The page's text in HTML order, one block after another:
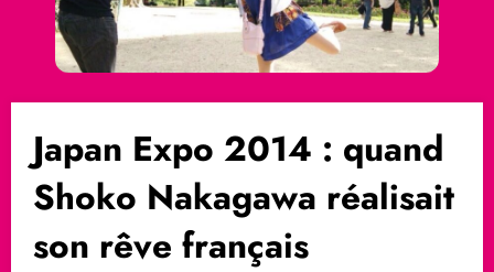
Japan Expo 2014 : quand
Shoko Nakagawa réalisait
son rêve français